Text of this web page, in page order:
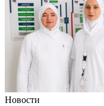
Новости